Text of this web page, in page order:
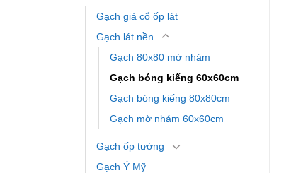
Gạch giả cổ ốp lát
Gạch lát nền
Gạch 80x80 mờ nhám
Gạch bóng kiếng 60x60cm
Gạch bóng kiếng 80x80cm
Gạch mờ nhám 60x60cm
Gạch ốp tường
Gạch Ý Mỹ